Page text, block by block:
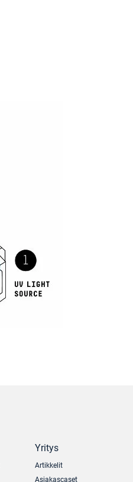
Yritys
Artikkelit
Asiakascaset